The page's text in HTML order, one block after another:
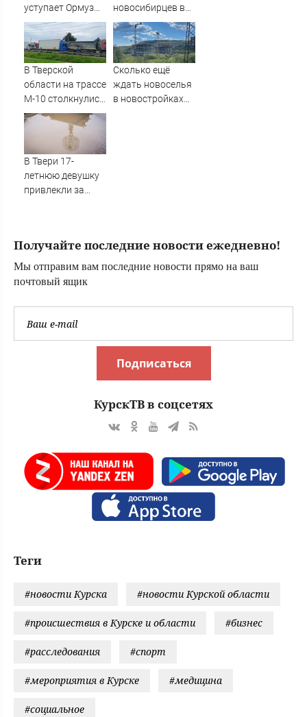
уступает Ормуз
без пошлин. Это и
есть «сделка
века»?
новосибирцев в
травмпункте
Академгородка
В Тверской
области на трассе
М-10 столкнулись
три фуры
Сколько ещё
ждать новоселья
в новостройках
В Твери 17-
летнюю девушку
привлекли за
городов Тверской
Afanasy.biz –
Тверские новости.
Новости Твери. Т
Получайте последние новости ежедневно!
Мы отправим вам последние новости прямо на ваш
почтовый ящик
Подписаться
КурскТВ в соцсетях
Теги
#новости Курска #новости Курской области
#происшествия в Курске и области #бизнес
#расследования #спорт
#мероприятия в Курске #медицина
#социальное